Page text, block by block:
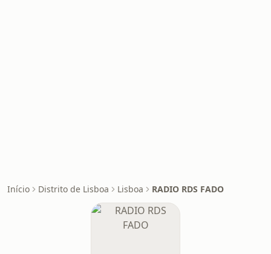
Início Distrito de Lisboa Lisboa RADIO RDS FADO